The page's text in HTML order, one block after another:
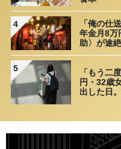
4
「俺の仕
年金月8万
助〉が途
5
「もう二
円・32歳
出した日